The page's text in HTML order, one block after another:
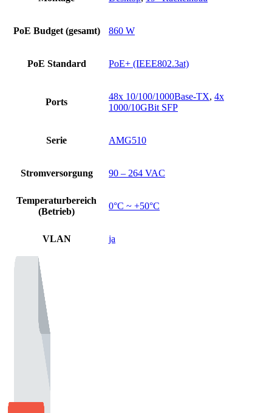
PoE Budget (gesamt) 860 W
PoE Standard PoE+ (IEEE802.3at)
Ports
48x 10/100/1000Base-TX, 4x
1000/10GBit SFP
Serie AMG510
Stromversorgung 90 – 264 VAC
Temperaturbereich
(Betrieb)
0°C ~ +50°C
VLAN ja